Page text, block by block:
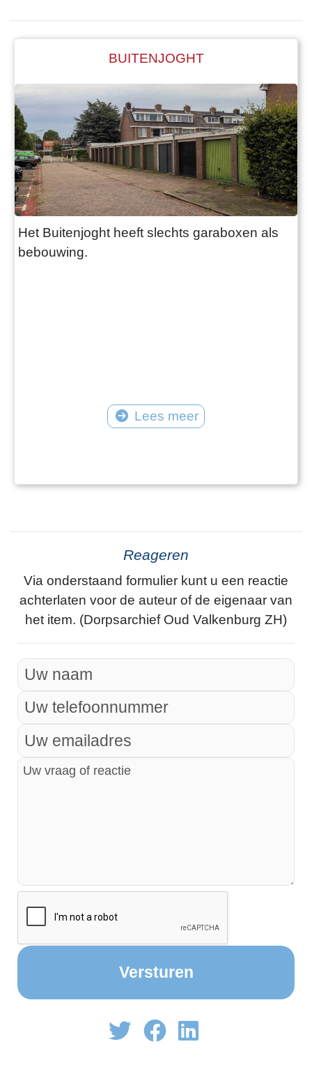
BUITENJOGHT
Het Buitenjoght heeft slechts garaboxen als
bebouwing.
Lees meer
Reageren
Via onderstaand formulier kunt u een reactie
achterlaten voor de auteur of de eigenaar van
het item. (Dorpsarchief Oud Valkenburg ZH)